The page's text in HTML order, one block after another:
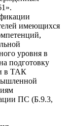
имеющихся
уровня в
подготовку
в ТАК
ПС (Б.9.3,